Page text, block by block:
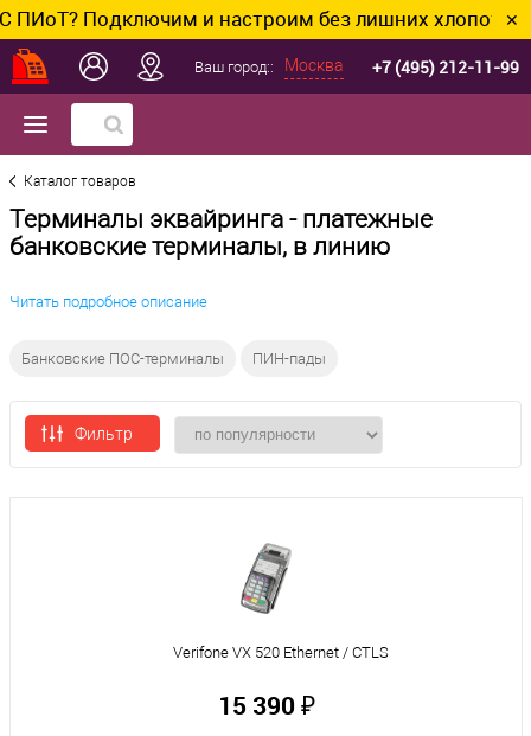
Подключим и настроим без лишних хлопот. ✕
Ваш город:: Москва +7 (495) 212-11-99
Каталог товаров
Терминалы эквайринга - платежные
банковские терминалы, в линию
Читать подробное описание
Банковские ПОС-терминалы ПИН-пады
Фильтр
Verifone VX 520 Ethernet / CTLS
15 390 ₽